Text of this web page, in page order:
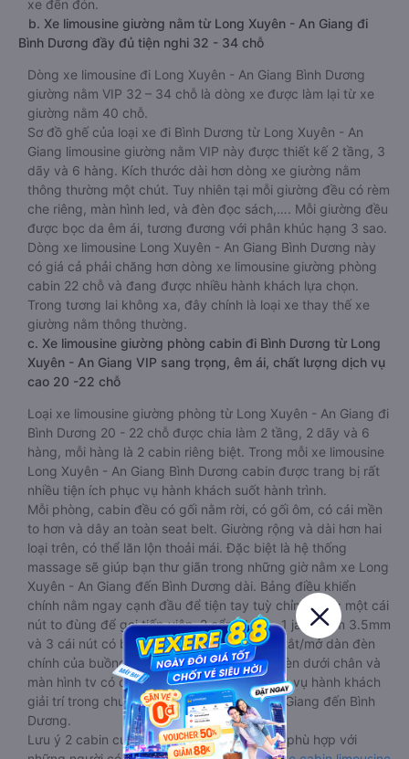
xe đến đón.
b. Xe limousine giường nằm từ Long Xuyên - An Giang đi
Bình Dương đầy đủ tiện nghi 32 - 34 chỗ
Dòng xe limousine đi Long Xuyên - An Giang Bình Dương
giường nằm VIP 32 – 34 chỗ là dòng xe được làm lại từ xe
giường nằm 40 chỗ.
Sơ đồ ghế của loại xe đi Bình Dương từ Long Xuyên - An
Giang limousine giường nằm VIP này được thiết kế 2 tầng, 3
dãy và 6 hàng. Kích thước dài hơn dòng xe giường nằm
thông thường một chút. Tuy nhiên tại mỗi giường đều có rèm
che riêng, màn hình led, và đèn đọc sách,…. Mỗi giường đều
được bọc da êm ái, tương đương với phân khúc hạng 3 sao.
Dòng xe limousine Long Xuyên - An Giang Bình Dương này
có giá cả phải chăng hơn dòng xe limousine giường phòng
cabin 22 chỗ và đang được nhiều hành khách lựa chọn.
Trong tương lai không xa, đây chính là loại xe thay thế xe
giường nằm thông thường.
c. Xe limousine giường phòng cabin đi Bình Dương từ Long
Xuyên - An Giang VIP sang trọng, êm ái, chất lượng dịch vụ
cao 20 -22 chỗ
Loại xe limousine giường phòng từ Long Xuyên - An Giang đi
Bình Dương 20 - 22 chỗ được chia làm 2 tầng, 2 dãy và 6
hàng, mỗi hàng là 2 cabin riêng biệt. Trong mỗi xe limousine
Long Xuyên - An Giang Bình Dương cabin được trang bị rất
nhiều tiện ích phục vụ hành khách suốt hành trình.
Mỗi phòng, cabin đều có gối nằm rời, có gối ôm, có cái mền
to hơn và dây an toàn seat belt. Giường rộng và dài hơn hai
loại trên, có thể lăn lộn thoải mái. Đặc biệt là hệ thống
massage sẽ giúp bạn thư giãn trong những giờ nằm xe Long
Xuyên - An Giang đến Bình Dương dài. Bảng điều khiển
chính nằm ngay cạnh đầu để tiện tay tuỳ chỉnh gồm: một cái
nút to đùng để gọi tiếp viên, 2 cổng USB , 1 jack cắm 3.5mm
và 3 cái nút có biểu tượng nguồn dùng để tắt/mở dàn đèn
chính của buồng nằm chạy dọc trên đầu, đèn dưới chân và
màn hình tv có đầy đủ phim chuẩn HD phục vụ hành khách
giải trí trong chuyến đi từ Long Xuyên - An Giang đến Bình
Dương.
Lưu ý 2 cabin cuối thường thiết kế nhỏ hơn phù hợp với